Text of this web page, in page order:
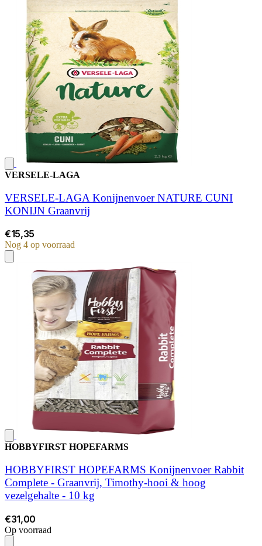
VERSELE-LAGA
VERSELE-LAGA Konijnenvoer NATURE CUNI
KONIJN Graanvrij
€15,35
Nog 4 op voorraad
HOBBYFIRST HOPEFARMS
HOBBYFIRST HOPEFARMS Konijnenvoer Rabbit
Complete - Graanvrij, Timothy-hooi & hoog
vezelgehalte - 10 kg
€31,00
Op voorraad